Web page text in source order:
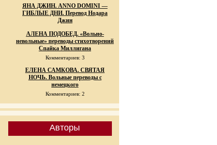
ЯНА ДЖИН. ANNO DOMINI —
ГИБЛЫЕ ДНИ. Перевод Нодара
Джин
АЛЕНА ПОДОБЕД. «Вольно-
невольные» переводы стихотворений
Спайка Миллигана
Комментариев: 3
ЕЛЕНА САМКОВА. СВЯТАЯ
НОЧЬ. Вольные переводы с
немецкого
Комментариев: 2
Авторы